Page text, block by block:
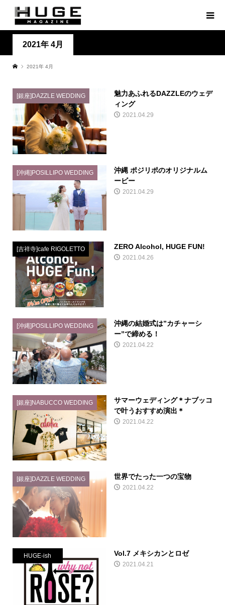
2021年 4月
2021年 4月
[銀座]DAZZLE WEDDING
魅力あふれるDAZZLEのウェデ
ィング
2021.04.29
[沖縄]POSILLIPO WEDDING
沖縄 ポジリポのオリジナルム
ービー
2021.04.29
[吉祥寺]cafe RIGOLETTO ZERO Alcohol, HUGE FUN!
2021.04.26
[沖縄]POSILLIPO WEDDING
沖縄の結婚式は”カチャーシ
ー”で締める！
2021.04.22
[銀座]NABUCCO WEDDING
サマーウェディング＊ナブッコ
で叶うおすすめ演出＊
2021.04.22
[銀座]DAZZLE WEDDING 世界でたった一つの宝物
2021.04.22
HUGE-ish Vol.7 メキシカンとロゼ
2021.04.21